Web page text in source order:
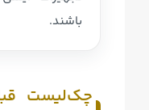
باشند.
چک‌لیست